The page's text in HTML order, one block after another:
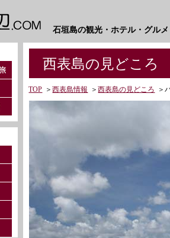
石垣島の観光・ホテル・グル
西表島の見どころ
TOP ＞西表島情報 ＞西表島の見どころ ＞